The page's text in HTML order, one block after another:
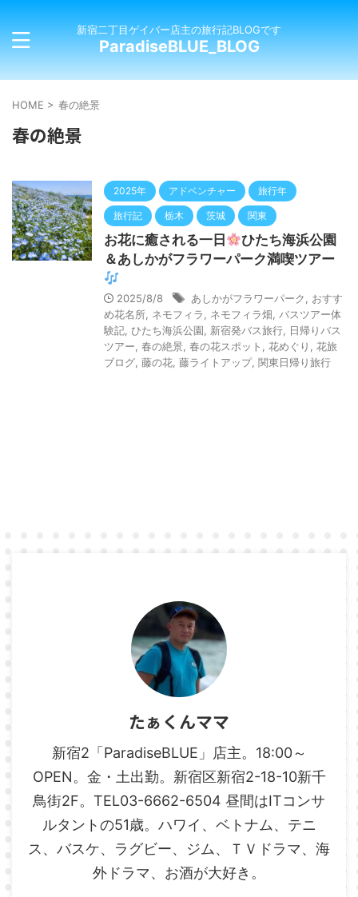
新宿二丁目ゲイバー店主の旅行記BLOGです
ParadiseBLUE_BLOG
HOME > 春の絶景
春の絶景
2025年 アドベンチャー 旅行年
旅行記 栃木 茨城 関東
お花に癒される一日
ひたち海浜公園
＆あしかがフラワーパーク満喫ツアー
2025/8/8 あしかがフラワーパーク
おすす
め花名所 ネモフィラ ネモフィラ畑
バスツアー体
験記 ひたち海浜公園 新宿発バス旅行
日帰りバス
ツアー 春の絶景 春の花スポット 花めぐり
花旅
ブログ 藤の花 藤ライトアップ, 関東日帰り旅行
たぁくんママ
新宿2「ParadiseBLUE」店主。18:00～
OPEN。金・土出勤。新宿区新宿2-18-10新千
鳥街2F。TEL03-6662-6504 昼間はITコンサ
ルタントの51歳。ハワイ、ベトナム、テニ
ス、バスケ、ラグビー、ジム、ＴＶドラマ、海
外ドラマ、お酒が大好き。